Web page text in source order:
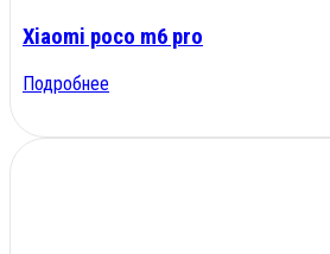
Xiaomi poco m6 pro
Подробнее